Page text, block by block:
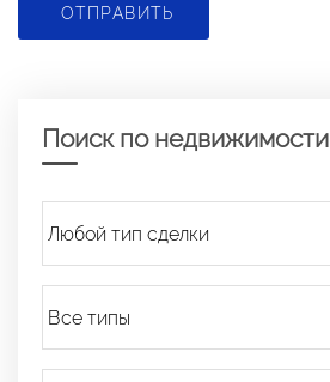
ОТПРАВИТЬ
Поиск по недвижимости